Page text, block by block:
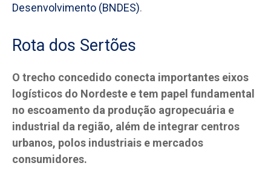
Desenvolvimento (BNDES).
Rota dos Sertões
O trecho concedido conecta importantes eixos
logísticos do Nordeste e tem papel fundamental
no escoamento da produção agropecuária e
industrial da região, além de integrar centros
urbanos, polos industriais e mercados
consumidores.